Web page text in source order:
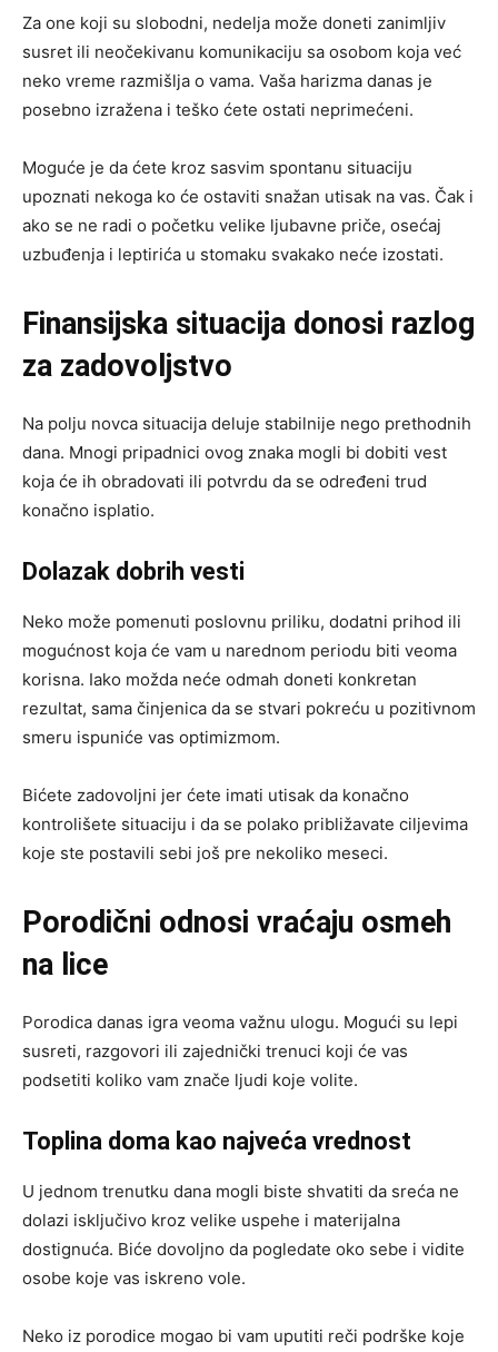
Za one koji su slobodni, nedelja može doneti zanimljiv
susret ili neočekivanu komunikaciju sa osobom koja već
neko vreme razmišlja o vama. Vaša harizma danas je
posebno izražena i teško ćete ostati neprimećeni.
Moguće je da ćete kroz sasvim spontanu situaciju
upoznati nekoga ko će ostaviti snažan utisak na vas. Čak i
ako se ne radi o početku velike ljubavne priče, osećaj
uzbuđenja i leptirića u stomaku svakako neće izostati.
Finansijska situacija donosi razlog
za zadovoljstvo
Na polju novca situacija deluje stabilnije nego prethodnih
dana. Mnogi pripadnici ovog znaka mogli bi dobiti vest
koja će ih obradovati ili potvrdu da se određeni trud
konačno isplatio.
Dolazak dobrih vesti
Neko može pomenuti poslovnu priliku, dodatni prihod ili
mogućnost koja će vam u narednom periodu biti veoma
korisna. Iako možda neće odmah doneti konkretan
rezultat, sama činjenica da se stvari pokreću u pozitivnom
smeru ispuniće vas optimizmom.
Bićete zadovoljni jer ćete imati utisak da konačno
kontrolišete situaciju i da se polako približavate ciljevima
koje ste postavili sebi još pre nekoliko meseci.
Porodični odnosi vraćaju osmeh
na lice
Porodica danas igra veoma važnu ulogu. Mogući su lepi
susreti, razgovori ili zajednički trenuci koji će vas
podsetiti koliko vam znače ljudi koje volite.
Toplina doma kao najveća vrednost
U jednom trenutku dana mogli biste shvatiti da sreća ne
dolazi isključivo kroz velike uspehe i materijalna
dostignuća. Biće dovoljno da pogledate oko sebe i vidite
osobe koje vas iskreno vole.
Neko iz porodice mogao bi vam uputiti reči podrške koje